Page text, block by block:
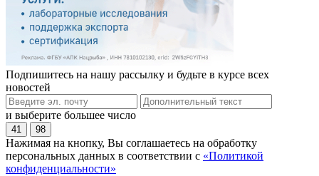
Подпишитесь на нашу рассылку и будьте в курсе всех
новостей
и выберите большее число
41 98
Нажимая на кнопку, Вы соглашаетесь на обработку
персональных данных в соответствии с «Политикой
конфиденциальности»